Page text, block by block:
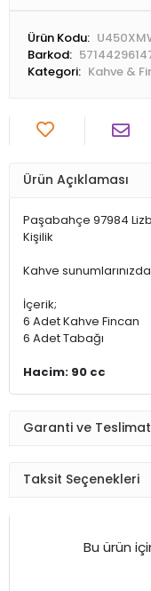
Ürün Kodu:
Barkod:
Kategori: Kahve &
Ürün Açıklaması
Paşabahçe 97984
Kişilik
Kahve
İçerik;
6 Adet Kahve Fincan
6 Adet Tabağı
Hacim: 90 cc
Garanti ve Teslimat
Taksit Seçenekleri
Bu ürün